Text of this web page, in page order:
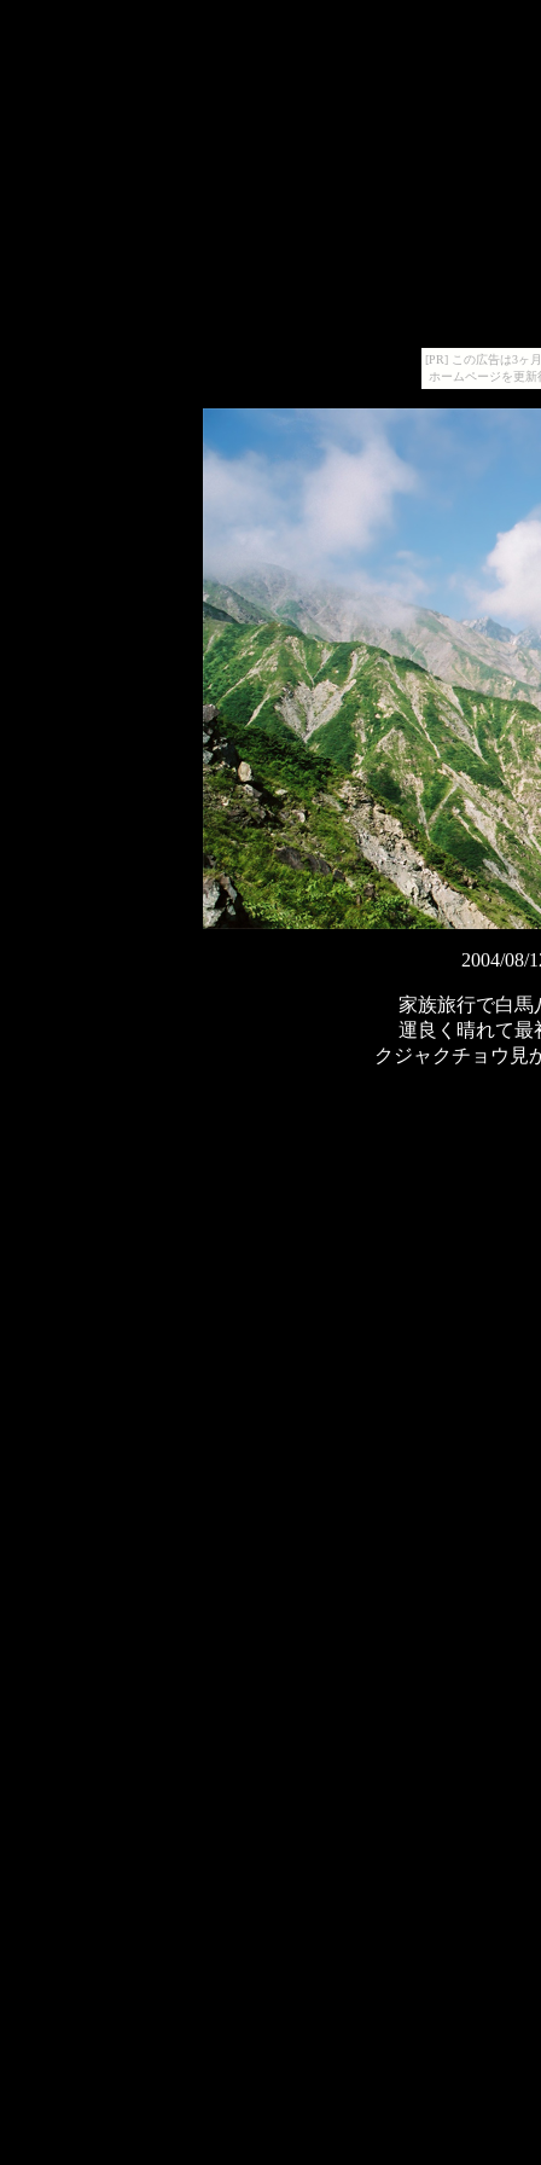
[PR] この広告は3ヶ
ホームページを更
2004/
家族旅行で白馬
運良く晴れて最
クジャクチョウ見